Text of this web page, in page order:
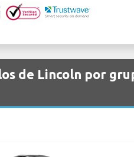
de Lincoln por